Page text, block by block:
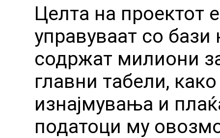
Целта на проектот
управуваат со
содржат милиони
главни табели,
изнајмувања и
податоци му